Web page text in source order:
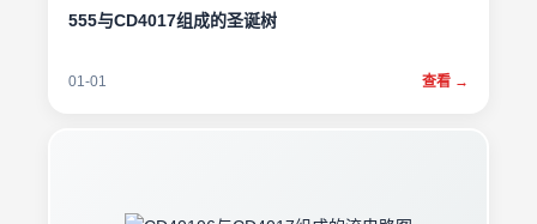
555与CD4017组成的圣诞树
01-01 查看 →